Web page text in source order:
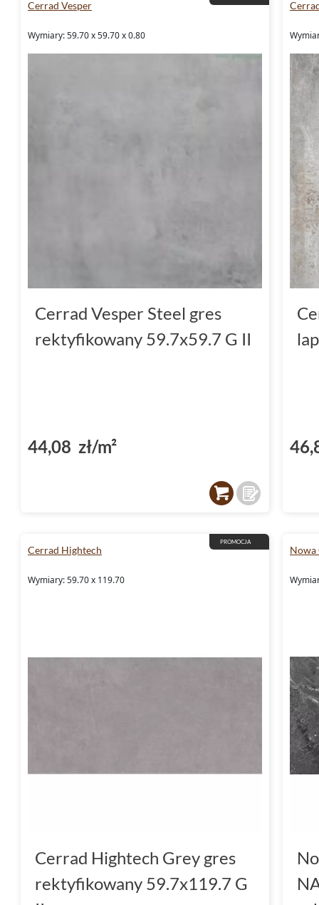
Cerrad Vesper
Wymiary: 59.70 x 59.70 x 0.80
Cerrad Vesper Steel gres
rektyfikowany 59.7x59.7 G II
44,08 zł/m²
PROMOCJA
Cerrad Hightech
Wymiary: 59.70 x 119.70
Cerrad Hightech Grey gres
rektyfikowany 59.7x119.7 G
Nowa